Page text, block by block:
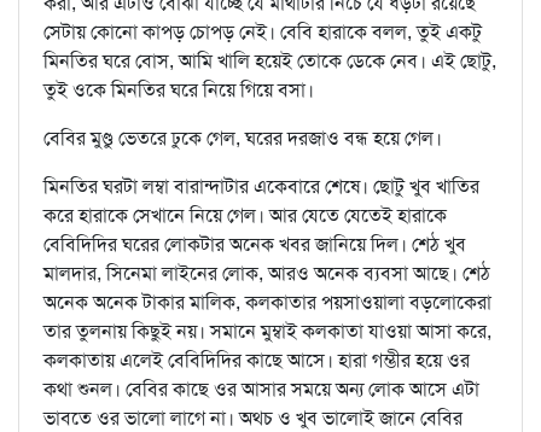
সেটায় কোনো কাপড় চোপড় নেই। বেবি হারাকে বলল, তুই একটু
মিনতির ঘরে বোস, আমি খালি হয়েই তোকে ডেকে নেব। এই ছোটু,
তুই ওকে মিনতির ঘরে নিয়ে গিয়ে বসা।
বেবির মুণ্ডু ভেতরে ঢুকে গেল, ঘরের দরজাও বন্ধ হয়ে গেল।
মিনতির ঘরটা লম্বা বারান্দাটার একেবারে শেষে। ছোটু খুব খাতির
করে হারাকে সেখানে নিয়ে গেল। আর যেতে যেতেই হারাকে
বেবিদিদির ঘরের লোকটার অনেক খবর জানিয়ে দিল। শেঠ খুব
মালদার, সিনেমা লাইনের লোক, আরও অনেক ব্যবসা আছে। শেঠ
অনেক অনেক টাকার মালিক, কলকাতার পয়সাওয়ালা বড়লোকেরা
তার তুলনায় কিছুই নয়। সমানে মুম্বাই কলকাতা যাওয়া আসা করে,
কলকাতায় এলেই বেবিদিদির কাছে আসে। হারা গম্ভীর হয়ে ওর
কথা শুনল। বেবির কাছে ওর আসার সময়ে অন্য লোক আসে এটা
ভাবতে ওর ভালো লাগে না। অথচ ও খুব ভালোই জানে বেবির